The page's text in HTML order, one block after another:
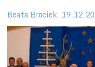
Beata Brociek,